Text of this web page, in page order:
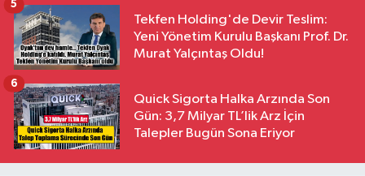
Tekfen Holding'de Devir Teslim:
Yeni Yönetim Kurulu Başkanı Prof. Dr.
Murat Yalçıntaş Oldu!
5
Quick Sigorta Halka Arzında Son
Gün: 3,7 Milyar TL’lik Arz İçin
Talepler Bugün Sona Eriyor
6